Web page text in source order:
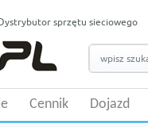
sprzętu sieciowego
Cennik Dojazd